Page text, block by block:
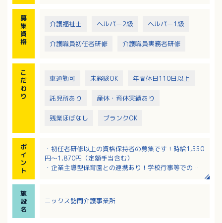
募
集
資
格
介護福祉士 ヘルパー2級 ヘルパー1級
介護職員初任者研修 介護職員実務者研修
こ
だ
わ
り
車通勤可 未経験OK 年間休日110日以上
託児所あり 産休・育休実績あり
残業ほぼなし ブランクOK
ポ
イ
ン
ト
・初任者研修以上の資格保持者の募集です！時給1,550
円～1,870円（定額手当含む）
・企業主導型保育園との連携あり！学校行事等での休
・1日1時間以上、週1日以上で勤務時間・勤務日数応相
談！
施
設
名
ニックス訪問介護事業所